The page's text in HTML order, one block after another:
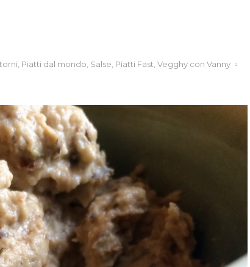
Piatti dal mondo Salse Piatti Fast Vegghy con Vanny